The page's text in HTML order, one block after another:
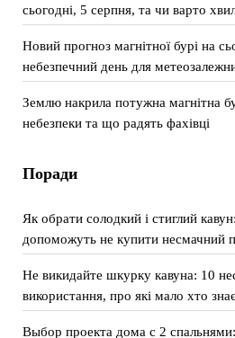
сьогодні, 5 серпня, та чи варто
Новий прогноз магнітної бурі на
небезпечний день для
Землю накрила потужна магнітна
небезпеки та що радять фахівці
Поради
Як обрати солодкий і стиглий
допоможуть не купити несмачний
Не викидайте шкурку кавуна: 10
використання, про які мало хто знає
Выбор проекта дома с 2